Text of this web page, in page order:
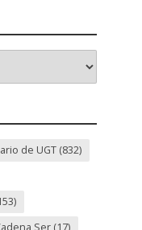
de UGT(832)
Ser(17)